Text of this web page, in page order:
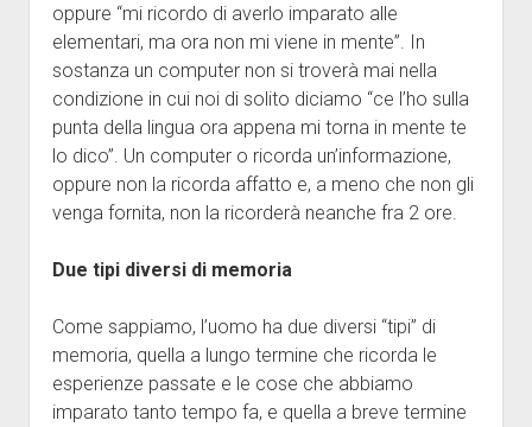
oppure “mi ricordo di averlo imparato alle
elementari, ma ora non mi viene in mente”. In
sostanza un computer non si troverà mai nella
condizione in cui noi di solito diciamo “ce l’ho sulla
punta della lingua ora appena mi torna in mente te
lo dico”. Un computer o ricorda un’informazione,
oppure non la ricorda affatto e, a meno che non gli
venga fornita, non la ricorderà neanche fra 2 ore.
Due tipi diversi di memoria
Come sappiamo, l’uomo ha due diversi “tipi” di
memoria, quella a lungo termine che ricorda le
esperienze passate e le cose che abbiamo
imparato tanto tempo fa, e quella a breve termine